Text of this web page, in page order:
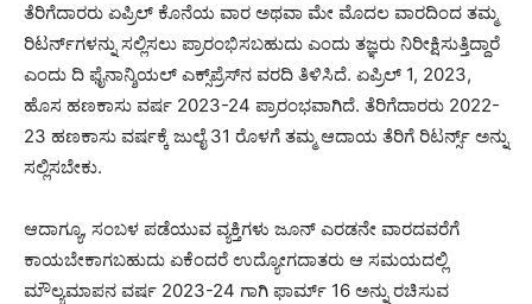
ತೆರಿಗೆದಾರರು ಏಪ್ರಿಲ್ ಕೊನೆಯ ವಾರ ಅಥವಾ ಮೇ ಮೊದಲ ವಾರದಿಂದ ತಮ್ಮ
ರಿಟರ್ನ್‌ಗಳನ್ನು ಸಲ್ಲಿಸಲು ಪ್ರಾರಂಭಿಸಬಹುದು ಎಂದು ತಜ್ಞರು ನಿರೀಕ್ಷಿಸುತ್ತಿದ್ದಾರೆ
ಎಂದು ದಿ ಫೈನಾನ್ಶಿಯಲ್ ಎಕ್ಸ್‌ಪ್ರೆಸ್‌ನ ವರದಿ ತಿಳಿಸಿದೆ. ಏಪ್ರಿಲ್ 1, 2023,
ಹೊಸ ಹಣಕಾಸು ವರ್ಷ 2023-24 ಪ್ರಾರಂಭವಾಗಿದೆ. ತೆರಿಗೆದಾರರು 2022-
23 ಹಣಕಾಸು ವರ್ಷಕ್ಕೆ ಜುಲೈ 31 ರೊಳಗೆ ತಮ್ಮ ಆದಾಯ ತೆರಿಗೆ ರಿಟರ್ನ್ಸ್ ಅನ್ನು
ಸಲ್ಲಿಸಬೇಕು.
ಆದಾಗ್ಯೂ, ಸಂಬಳ ಪಡೆಯುವ ವ್ಯಕ್ತಿಗಳು ಜೂನ್ ಎರಡನೇ ವಾರದವರೆಗೆ
ಕಾಯಬೇಕಾಗಬಹುದು ಏಕೆಂದರೆ ಉದ್ಯೋಗದಾತರು ಆ ಸಮಯದಲ್ಲಿ
ಮೌಲ್ಯಮಾಪನ ವರ್ಷ 2023-24 ಗಾಗಿ ಫಾರ್ಮ್ 16 ಅನ್ನು ರಚಿಸುವ